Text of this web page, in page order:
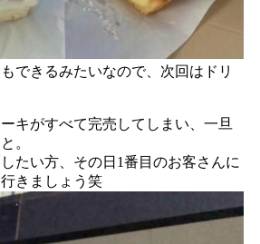
できるみたいなので、次回はドリ
キがすべて完売してしまい、一旦
。
たい方、その日1番目のお客さんに
きましょう笑